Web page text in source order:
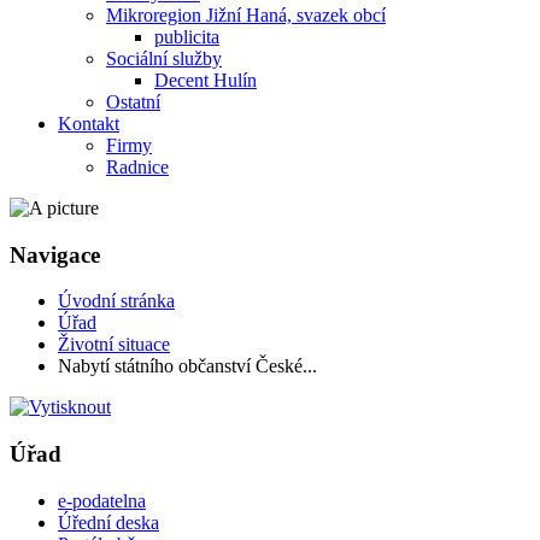
Mikroregion Jižní Haná, svazek obcí
publicita
Sociální služby
Decent Hulín
Ostatní
Kontakt
Firmy
Radnice
Navigace
Úvodní stránka
Úřad
Životní situace
Nabytí státního občanství České...
Úřad
e-podatelna
Úřední deska